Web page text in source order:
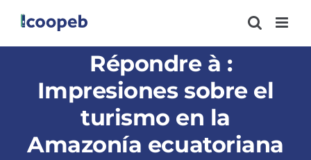
contenu
Répondre à :
Impresiones sobre el
turismo en la
Amazonía ecuatoriana